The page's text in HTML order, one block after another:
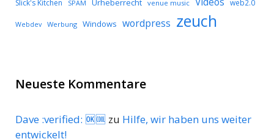
Slick's Kitchen SPAM Urheberrecht venue music web2.0
Webdev Werbung Windows wordpress zeuch
Neueste Kommentare
Dave :verified: 🆗🆒 zu Hilfe, wir haben uns weiter
entwickelt!